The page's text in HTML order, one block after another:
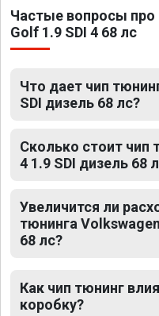
Частые вопросы про
Golf 1.9 SDI 4 68 лс
Что дает чип
SDI дизель 68 лс?
Сколько стоит чип
4 1.9 SDI дизель 68
Увеличится ли
тюнинга
68 лс?
Как чип тюнинг
коробку?